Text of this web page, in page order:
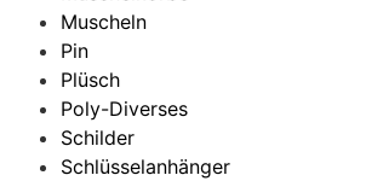
Muscheln
Pin
Plüsch
Poly-Diverses
Schilder
Schlüsselanhänger